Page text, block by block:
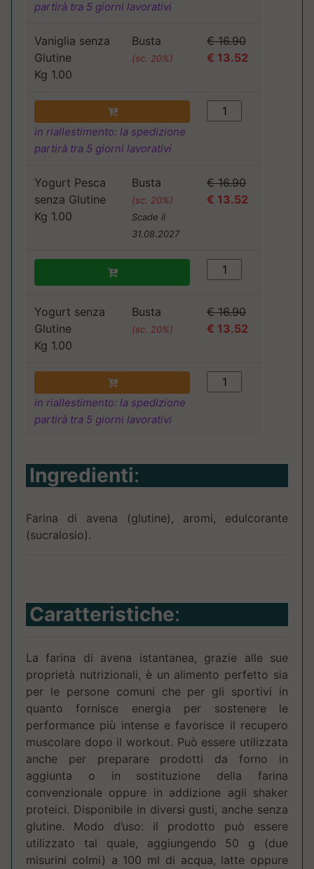
partirà tra 5 giorni lavorativi
Vaniglia senza
Glutine
Kg 1.00
Busta
(sc. 20%)
€ 16.90
€ 13.52
in riallestimento: la spedizione
partirà tra 5 giorni lavorativi
Yogurt Pesca
senza Glutine
Kg 1.00
Busta
(sc. 20%)
Scade il
31.08.2027
€ 16.90
€ 13.52
Yogurt senza
Glutine
Kg 1.00
Busta
(sc. 20%)
€ 16.90
€ 13.52
in riallestimento: la spedizione
partirà tra 5 giorni lavorativi
Ingredienti:
Farina di avena (glutine), aromi, edulcorante
(sucralosio).
Caratteristiche:
La farina di avena istantanea, grazie alle sue
proprietà nutrizionali, è un alimento perfetto sia
per le persone comuni che per gli sportivi in
quanto fornisce energia per sostenere le
performance più intense e favorisce il recupero
muscolare dopo il workout. Può essere utilizzata
anche per preparare prodotti da forno in
aggiunta o in sostituzione della farina
convenzionale oppure in addizione agli shaker
proteici. Disponibile in diversi gusti, anche senza
glutine. Modo d’uso: il prodotto può essere
utilizzato tal quale, aggiungendo 50 g (due
misurini colmi) a 100 ml di acqua, latte oppure